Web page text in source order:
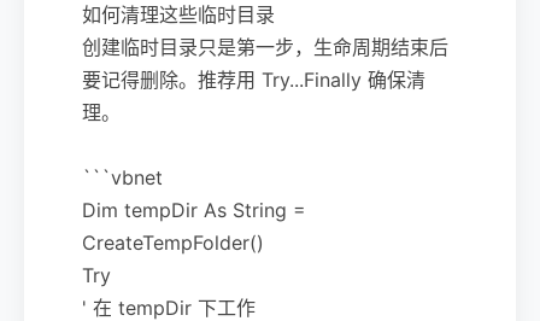
如何清理这些临时目录
创建临时目录只是第一步，生命周期结束后
要记得删除。推荐用 Try...Finally 确保清
理。
```vbnet
Dim tempDir As String =
CreateTempFolder()
Try
' 在 tempDir 下工作